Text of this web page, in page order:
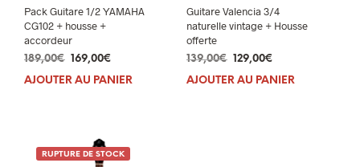
Pack Guitare 1/2 YAMAHA
CG102 + housse +
accordeur
189,00€ Le
prix
169,00€
prix
AJOUTER AU PANIER
Guitare Valencia 3/4
naturelle vintage + Housse
offerte
139,00€ Le
prix
129,00€Le
prix
AJOUTER AU PANIER
RUPTURE DE STOCK